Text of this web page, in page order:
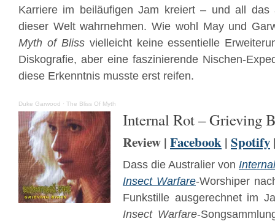
Karriere im beiläufigen Jam kreiert – und all das
dieser Welt wahrnehmen. Wie wohl May und
Myth of Blissvielleicht keine essentielle
Diskografie, aber eine faszinierende Nischen-
diese Erkenntnis musste erst reifen.
Duke Garwood · The Bliss Of Myth
Internal Rot – Grieving
Review | Facebook | Spotify
Dass die Australier von
Insect Warfare-Worshiper
Funkstille ausgerechnet im
Insect Warfare-